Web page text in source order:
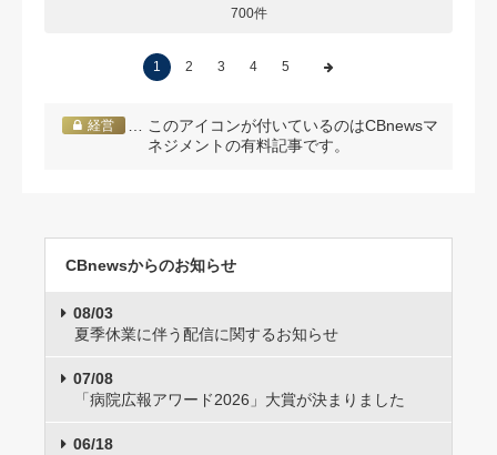
700件
1 2 3 4 5
経営
… このアイコンが付いているのはCBnewsマ
ネジメントの有料記事です。
CBnewsからのお知らせ
08/03
夏季休業に伴う配信に関するお知らせ
07/08
「病院広報アワード2026」大賞が決まりました
06/18